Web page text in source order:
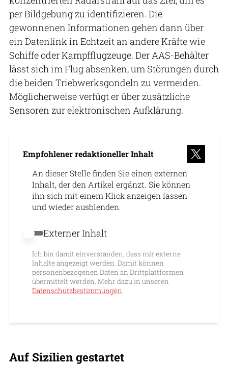
per Bildgebung zu identifizieren. Die
gewonnenen Informationen gehen dann über
ein Datenlink in Echtzeit an andere Kräfte wie
Schiffe oder Kampfflugzeuge. Der AAS-Behälter
lässt sich im Flug absenken, um Störungen durch
die beiden Triebwerksgondeln zu vermeiden.
Möglicherweise verfügt er über zusätzliche
Sensoren zur elektronischen Aufklärung.
Empfohlener redaktioneller Inhalt
An dieser Stelle finden Sie einen externen
Inhalt, der den Artikel ergänzt. Sie können
ihn sich mit einem Klick anzeigen lassen
und wieder ausblenden.
Externer Inhalt erlauben
Externer Inhalt
Ich bin damit einverstanden, dass mir externe
Inhalte angezeigt werden. Damit können
personenbezogenen Daten an Drittplattformen
übermittelt werden. Mehr dazu in unseren
Datenschutzbestimmungen.
Auf Sizilien gestartet